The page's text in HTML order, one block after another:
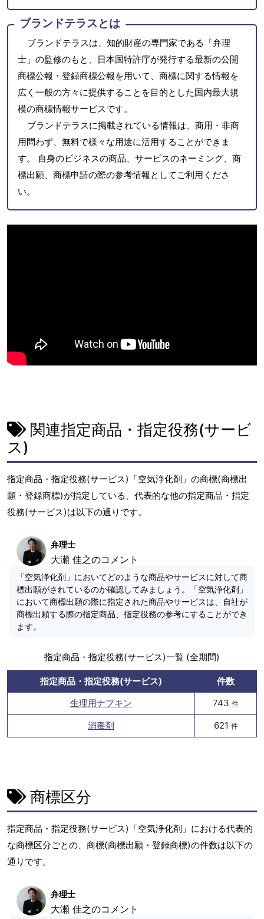
ブランドテラスとは
ブランドテラスは、知的財産の専門家である「弁理
士」の監修のもと、日本国特許庁が発行する最新の公開
商標公報・登録商標公報を用いて、商標に関する情報を
広く一般の方々に提供することを目的とした国内最大規
模の商標情報サービスです。
ブランドテラスに掲載されている情報は、商用・非商
用問わず、無料で様々な用途に活用することができま
す。 自身のビジネスの商品、サービスのネーミング、商
標出願、商標申請の際の参考情報としてご利用くださ
い。
関連指定商品・指定役務(サービ
ス)
指定商品・指定役務(サービス)「空気浄化剤」の商標(商標出
願・登録商標)が指定している、代表的な他の指定商品・指定
役務(サービス)は以下の通りです。
弁理士
大瀬 佳之のコメント
「空気浄化剤」においてどのような商品やサービスに対して商
標出願がされているのか確認してみましょう。「空気浄化剤」
において商標出願の際に指定された商品やサービスは、自社が
商標出願する際の指定商品、指定役務の参考にすることができ
ます。
指定商品・指定役務(サービス)一覧 (全期間)
指定商品・指定役務(サービス)
件数
生理用ナプキン
743 件
消毒剤 621 件
商標区分
指定商品・指定役務(サービス)「空気浄化剤」における代表的
な商標区分ごとの、商標(商標出願・登録商標)の件数は以下の
通りです。
弁理士
大瀬 佳之のコメント